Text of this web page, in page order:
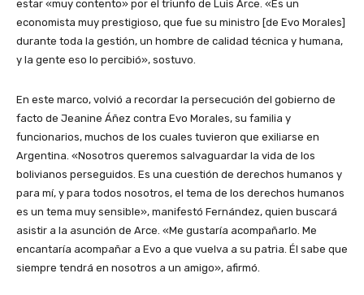
estar «muy contento» por el triunfo de Luis Arce. «Es un
economista muy prestigioso, que fue su ministro [de Evo Morales]
durante toda la gestión, un hombre de calidad técnica y humana,
y la gente eso lo percibió», sostuvo.
En este marco, volvió a recordar la persecución del gobierno de
facto de Jeanine Áñez contra Evo Morales, su familia y
funcionarios, muchos de los cuales tuvieron que exiliarse en
Argentina. «Nosotros queremos salvaguardar la vida de los
bolivianos perseguidos. Es una cuestión de derechos humanos y
para mí, y para todos nosotros, el tema de los derechos humanos
es un tema muy sensible», manifestó Fernández, quien buscará
asistir a la asunción de Arce. «Me gustaría acompañarlo. Me
encantaría acompañar a Evo a que vuelva a su patria. Él sabe que
siempre tendrá en nosotros a un amigo», afirmó.